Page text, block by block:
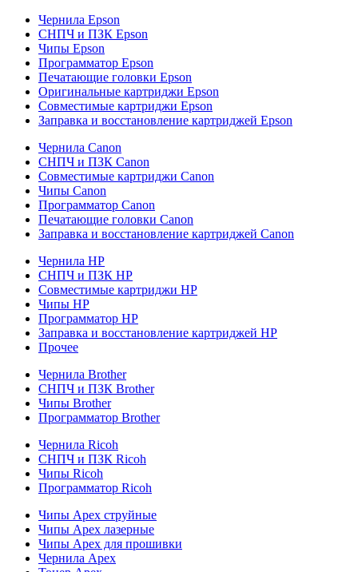
Чернила Epson
СНПЧ и ПЗК Epson
Чипы Epson
Программатор Epson
Печатающие головки Epson
Оригинальные картриджи Epson
Совместимые картриджи Epson
Заправка и восстановление картриджей Epson
Чернила Canon
СНПЧ и ПЗК Canon
Совместимые картриджи Canon
Чипы Canon
Программатор Canon
Печатающие головки Canon
Заправка и восстановление картриджей Canon
Чернила HP
СНПЧ и ПЗК HP
Совместимые картриджи HP
Чипы HP
Программатор HP
Заправка и восстановление картриджей HP
Прочее
Чернила Brother
СНПЧ и ПЗК Brother
Чипы Brother
Программатор Brother
Чернила Ricoh
СНПЧ и ПЗК Ricoh
Чипы Ricoh
Программатор Ricoh
Чипы Apex струйные
Чипы Apex лазерные
Чипы Apex для прошивки
Чернила Apex